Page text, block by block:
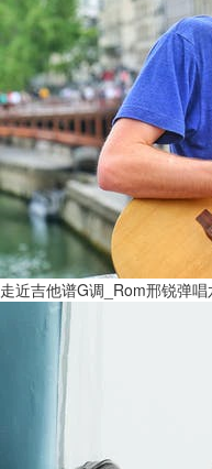
走近吉他谱G调_Rom邢锐弹